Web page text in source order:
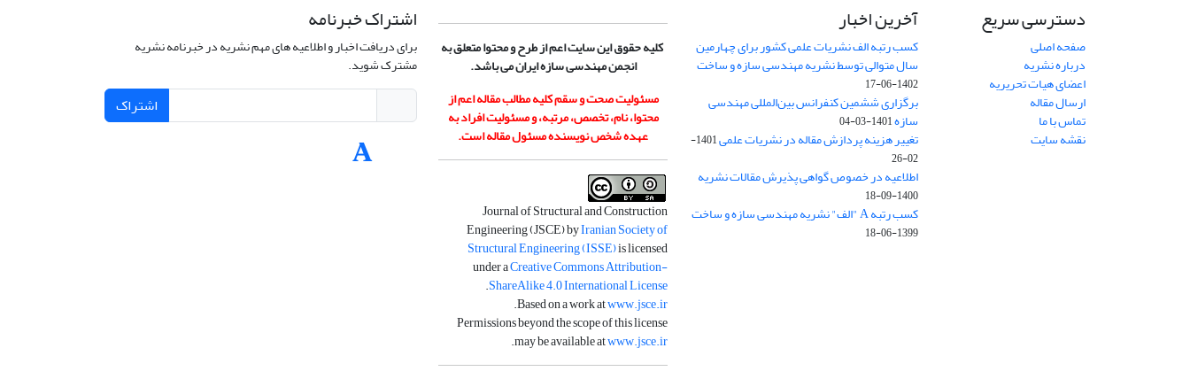
دسترسی سریع
صفحه اصلی
درباره نشریه
اعضای هیات تحریریه
ارسال مقاله
تماس با ما
نقشه سایت
آخرین اخبار
کسب رتبه الف نشریات علمی کشور برای چهارمین
سال متوالی توسط نشریه مهندسی سازه و ساخت
1402-06-17
برگزاری ششمین کنفرانس بین‌المللی مهندسی
سازه1401-03-04
تغییر هزینه پردازش مقاله در نشریات علمی
1401-
02-26
اطلاعیه در خصوص گواهی پذیرش مقالات نشریه
1400-09-18
کسب رتبه A "الف" نشریه مهندسی سازه و ساخت
1399-06-18
کلیه حقوق این سایت اعم از طرح و محتوا متعلق به
انجمن مهندسی سازه ایران می باشد.
مسئولیت صحت و سقم کلیه مطالب مقاله اعم از
محتوا، نام، تخصص، مرتبه، و مسئولیت افراد به
عهده شخص نویسنده مسئول مقاله است.
Journal of Structural and Construction
Engineering (JSCE) byIranian Society of
Structural Engineering (ISSE)is licensed
under aCreative Commons Attribution-
ShareAlike 4.0 International License
.
Based on a work atwww.jsce.ir
.
Permissions beyond the scope of this license
may be available atwww.jsce.ir
.
اشتراک خبرنامه
برای دریافت اخبار و اطلاعیه های مهم نشریه در خبرنامه نشریه
مشترک شوید.
اشتراک